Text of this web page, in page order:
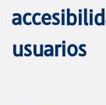
usuarios